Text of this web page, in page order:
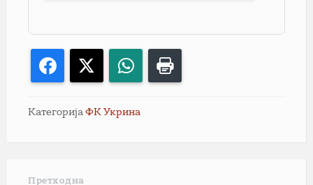
Facebook WhatsApp
Категорија ФК Укрина
Претходна